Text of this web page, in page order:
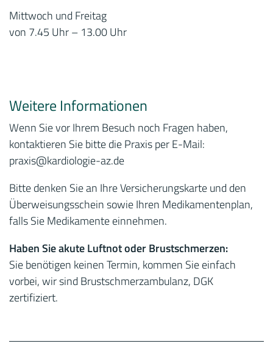
Mittwoch und Freitag
von 7.45 Uhr – 13.00 Uhr
Weitere Informationen
Wenn Sie vor Ihrem Besuch noch Fragen haben,
kontaktieren Sie bitte die Praxis per E-Mail:
praxis@kardiologie-az.de
Bitte denken Sie an Ihre Versicherungskarte und den
Überweisungsschein sowie Ihren Medikamentenplan,
falls Sie Medikamente einnehmen.
Haben Sie akute Luftnot oder Brustschmerzen:
Sie benötigen keinen Termin, kommen Sie einfach
vorbei, wir sind Brustschmerzambulanz, DGK
zertifiziert.